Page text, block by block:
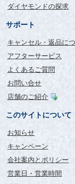
ジがわかりやすく、
してくださったこと
このセッティング
め、合うかどうか心
てます。
曲線が作り出すや
く白く輝くダイヤ
ています。
どうもありがとうご
石がより大きく見
評価：
神奈川県 SI様
ダイヤモンドの探求
サポート
キャンセル・返品に
アフターサービス
よくあるご質問
お問い合せ
店舗のご紹介
このサイトについて
お知らせ
キャンペーン
会社案内とポリシー
営業日・営業時間